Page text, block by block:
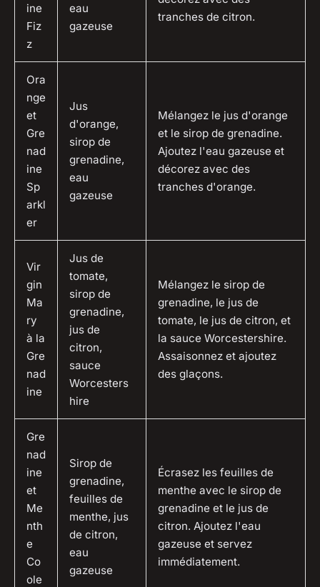
ine
Fiz
z
eau
gazeuse
tranches de citron.
Ora
nge
et
Gre
nad
ine
Sp
arkl
er
Jus
d'orange,
sirop de
grenadine,
eau
gazeuse
Mélangez le jus d'orange
et le sirop de grenadine.
Ajoutez l'eau gazeuse et
décorez avec des
tranches d'orange.
Vir
gin
Ma
ry
à la
Gre
nad
ine
Jus de
tomate,
sirop de
grenadine,
jus de
citron,
sauce
Worcesters
hire
Mélangez le sirop de
grenadine, le jus de
tomate, le jus de citron, et
la sauce Worcestershire.
Assaisonnez et ajoutez
des glaçons.
Gre
nad
ine
et
Me
nth
e
Co
ole
Sirop de
grenadine,
feuilles de
menthe, jus
de citron,
eau
gazeuse
Écrasez les feuilles de
menthe avec le sirop de
grenadine et le jus de
citron. Ajoutez l'eau
gazeuse et servez
immédiatement.